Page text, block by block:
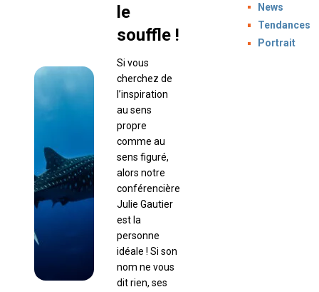
le
souffle !
Si vous
cherchez de
l’inspiration
au sens
propre
comme au
sens figuré,
alors notre
conférencière
Julie Gautier
est la
personne
idéale ! Si son
nom ne vous
dit rien, ses
News
Tendances
Portrait